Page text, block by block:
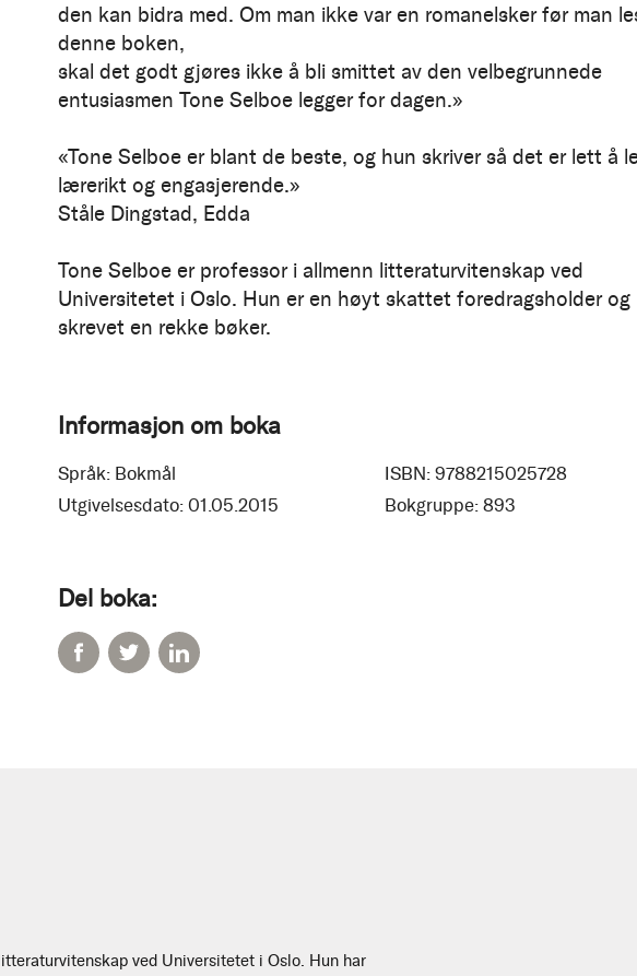
den kan bidra med. Om man ikke var en romanelsker før man
denne boken,
skal det godt gjøres ikke å bli smittet av den velbegrunnede
entusiasmen Tone Selboe legger for dagen.»
«Tone Selboe er blant de beste, og hun skriver så det er lett å
lærerikt og engasjerende.»
Ståle Dingstad, Edda
Tone Selboe er professor i allmenn litteraturvitenskap ved
Universitetet i Oslo. Hun er en høyt skattet foredragsholder og
skrevet en rekke bøker.
Informasjon om boka
Språk: Bokmål ISBN: 9788215025728
Utgivelsesdato: 01.05.2015 Bokgruppe: 893
Del boka:
ved Universitetet i Oslo. Hun har